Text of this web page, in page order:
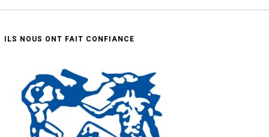
ILS NOUS ONT FAIT CONFIANCE